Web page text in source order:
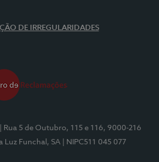
DE IRREGULARIDADES
| Rua 5 de Outubro, 115 e 116, 9000-216
Luz Funchal, SA | NIPC511 045 077